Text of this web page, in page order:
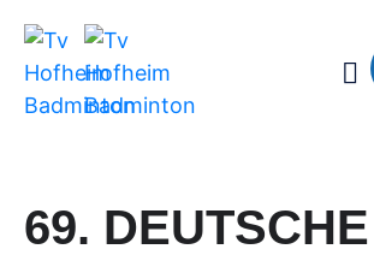
69. DEUTSCHE